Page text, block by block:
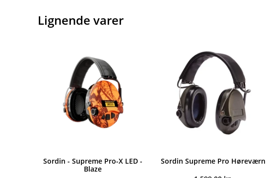
Lignende varer
Sordin - Supreme Pro-X LED -
Blaze
Sordin Supreme Pro Høreværn